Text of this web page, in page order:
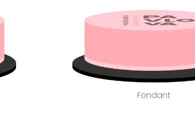
Fondant